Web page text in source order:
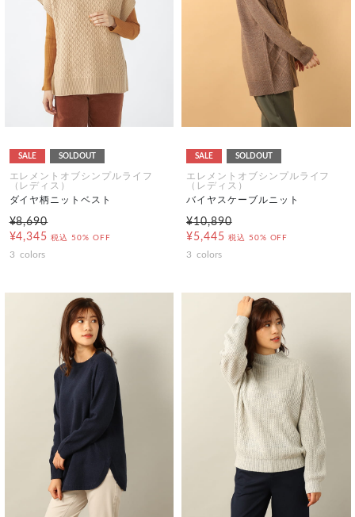
SALE SOLDOUT
エレメントオブシンプルライフ
（レディス）
ダイヤ柄ニットベスト
¥8,690
¥4,345 税込 50% OFF
3 colors
SALE SOLDOUT
エレメントオブシンプルライフ
（レディス）
バイヤスケーブルニット
¥10,890
¥5,445 税込 50% OFF
3 colors